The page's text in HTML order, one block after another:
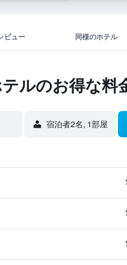
ビュー 同様のホテル
ルのお得な料
宿泊者2名, 1​部屋